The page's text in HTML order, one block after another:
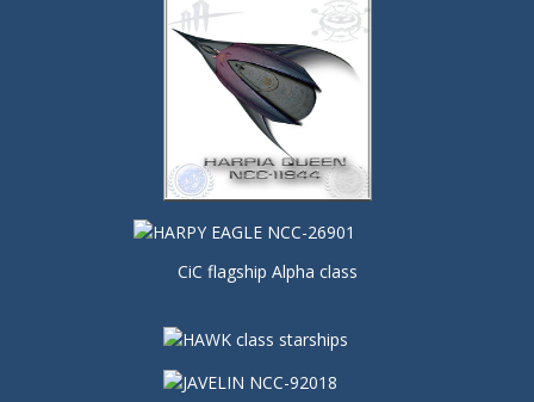
CiC flagship Alpha class